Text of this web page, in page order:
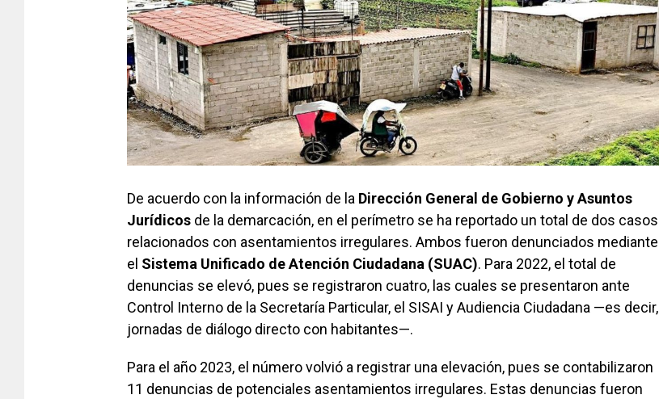
De acuerdo con la información de la Dirección General de Gobierno y Asuntos
Jurídicos de la demarcación, en el perímetro se ha reportado un total de dos casos
relacionados con asentamientos irregulares. Ambos fueron denunciados mediante
el Sistema Unificado de Atención Ciudadana (SUAC). Para 2022, el total de
denuncias se elevó, pues se registraron cuatro, las cuales se presentaron ante
Control Interno de la Secretaría Particular, el SISAI y Audiencia Ciudadana —es decir,
jornadas de diálogo directo con habitantes—.
Para el año 2023, el número volvió a registrar una elevación, pues se contabilizaron
11 denuncias de potenciales asentamientos irregulares. Estas denuncias fueron